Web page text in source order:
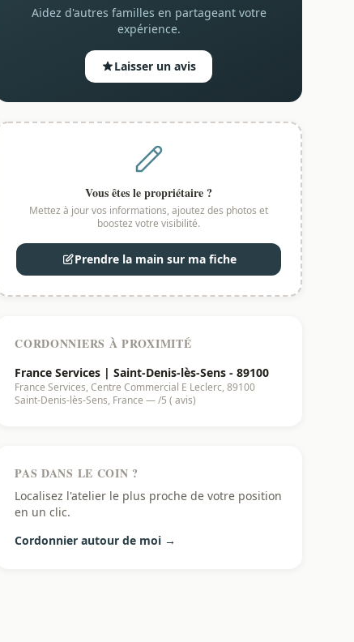
Aidez d'autres familles en partageant votre
expérience.
Laisser un avis
Vous êtes le propriétaire ?
Mettez à jour vos informations, ajoutez des photos et
boostez votre visibilité.
Prendre la main sur ma fiche
CORDONNIERS À PROXIMITÉ
France Services | Saint-Denis-lès-Sens - 89100
France Services, Centre Commercial E Leclerc, 89100
Saint-Denis-lès-Sens, France — /5 ( avis)
PAS DANS LE COIN ?
Localisez l'atelier le plus proche de votre position
en un clic.
Cordonnier autour de moi →